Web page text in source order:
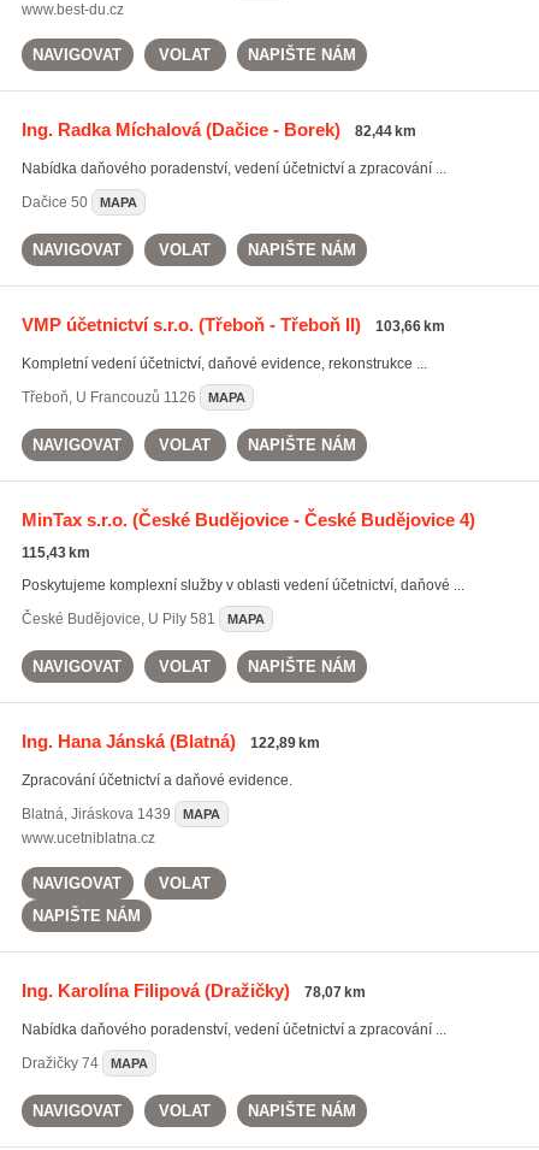
www.best-du.cz
NAVIGOVAT VOLAT NAPIŠTE NÁM
Ing. Radka Míchalová(Dačice - Borek) 82,44 km
Nabídka daňového poradenství, vedení účetnictví a zpracování ...
Dačice 50 MAPA
NAVIGOVAT VOLAT NAPIŠTE NÁM
VMP účetnictví s.r.o.(Třeboň - Třeboň II) 103,66 km
Kompletní vedení účetnictví, daňové evidence, rekonstrukce ...
Třeboň, U Francouzů 1126 MAPA
NAVIGOVAT VOLAT NAPIŠTE NÁM
MinTax s.r.o.(České Budějovice - České Budějovice 4)
115,43 km
Poskytujeme komplexní služby v oblasti vedení účetnictví, daňové ...
České Budějovice, U Pily 581 MAPA
NAVIGOVAT VOLAT NAPIŠTE NÁM
Ing. Hana Jánská(Blatná) 122,89 km
Zpracování účetnictví a daňové evidence.
Blatná, Jiráskova 1439 MAPA
www.ucetniblatna.cz
NAVIGOVAT
VOLAT
NAPIŠTE NÁM
Ing. Karolína Filipová(Dražičky) 78,07 km
Nabídka daňového poradenství, vedení účetnictví a zpracování ...
Dražičky74 MAPA
NAVIGOVAT VOLAT NAPIŠTE NÁM